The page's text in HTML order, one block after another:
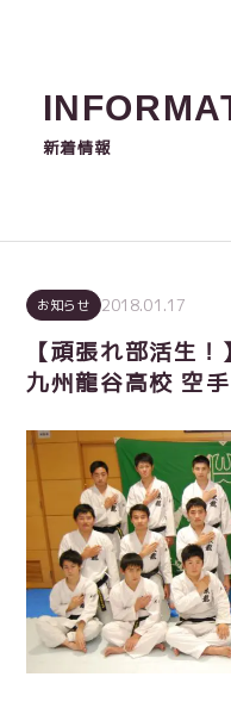
新着情報
お知らせ 2018.01.17
【頑張れ部活生
九州龍谷高校 空手